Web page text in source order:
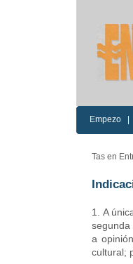
Empezo
Tas en
1. A
segunda
a
cultural;